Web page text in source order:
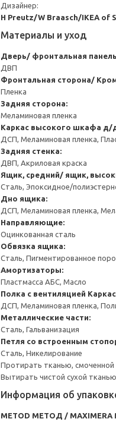
Дизайнер:
H Preutz/W Braasch/IKEA of
Материалы и уход
Дверь/ фронтальная
ДВП
Фронтальная сторона/
Пленка
Задняя сторона:
Меламиновая пленка
Каркас высокого шкафа д/
ДСП, Меламиновая пленка,
Задняя стенка:
ДВП, Акриловая краска
Ящик, средний/ ящик,
Сталь, Эпоксидное/
Дно ящика:
ДСП, Меламиновая пленка,
Направляющие:
Оцинкованная сталь
Обвязка ящика:
Сталь, Пигментированное
Амортизаторы:
Пластмасса АБС, Масло
Полка с вентиляцией
ДСП, Меламиновая пленка,
Металлические части:
Сталь, Гальванизация
Петля со встроенным
Сталь, Никелирование
Протирать тканью,
Вытирать чистой сухой
Информация об
METOD МЕТОД /